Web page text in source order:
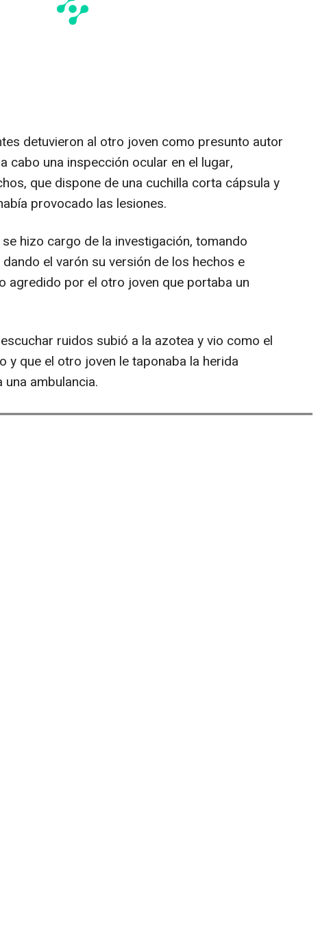
detuvieron al otro joven como presunto autor
cabo una inspección ocular en el lugar,
que dispone de una cuchilla corta cápsula y
provocado las lesiones.
hizo cargo de la investigación, tomando
el varón su versión de los hechos e
agredido por el otro joven que portaba un
ruidos subió a la azotea y vio como el
y que el otro joven le taponaba la herida
ambulancia.